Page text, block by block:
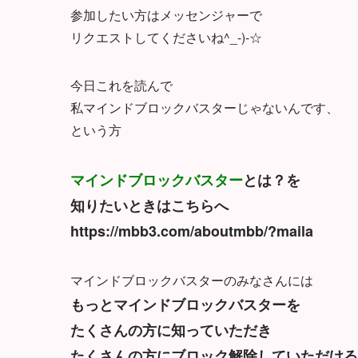
参加したい方はメッセンジャーで
リクエストしてくださいね^_-)-☆
今日これを読んで
私マインドブロックバスターじゃないんです、
という方
マインドブロックバスターとは？を
知りたいときはこちらへ
https://mbb3.com/aboutmbb/?maila
マインドブロックバスターのみなさんには
もっとマインドブロックバスターを
たくさんの方に知っていただき